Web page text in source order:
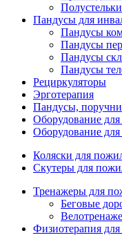
Пандусы для
Пандусы
Пандусы
Пандусы
Пандусы
Рециркуляторы
Эрготерапия
Пандусы, поручни
Оборудование
Оборудование
Коляски для
Скутеры для
Тренажеры для
Беговые
Физиотерапия